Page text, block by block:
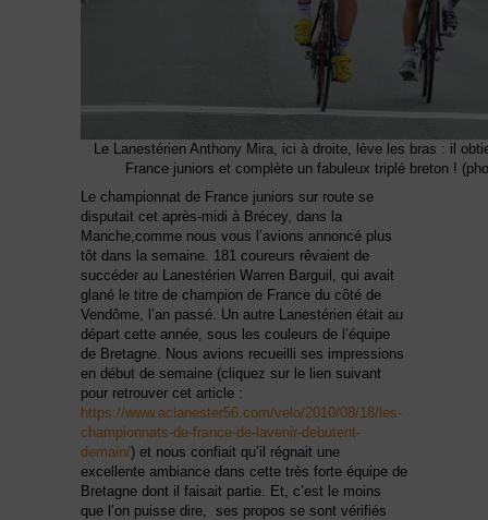
Le Lanestérien Anthony Mira, ici à droite, lève les bras : il
France juniors et complète un fabuleux triplé breton !
Le championnat de France juniors sur route se
disputait cet après-midi à Brécey, dans la
Manche,comme nous vous l’avions annoncé plus
tôt dans la semaine. 181 coureurs rêvaient de
succéder au Lanestérien Warren Barguil, qui avait
glané le titre de champion de France du côté de
Vendôme, l’an passé. Un autre Lanestérien était au
départ cette année, sous les couleurs de l’équipe
de Bretagne. Nous avions recueilli ses impressions
en début de semaine (cliquez sur le lien suivant
pour retrouver cet article :
https://www.aclanester56.com/velo/2010/08/18/les-
championnats-de-france-de-lavenir-debutent-
demain/) et nous confiait qu’il régnait une
excellente ambiance dans cette très forte équipe de
Bretagne dont il faisait partie. Et, c’est le moins
que l’on puisse dire, ses propos se sont vérifiés